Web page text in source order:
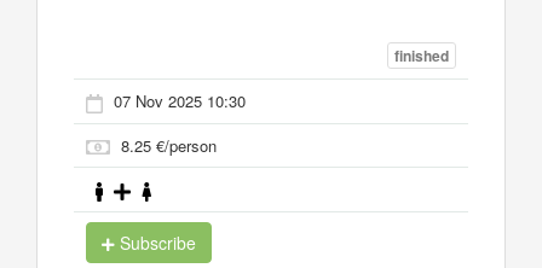
finished
07 Nov 2025 10:30
8.25 €/person
Subscribe